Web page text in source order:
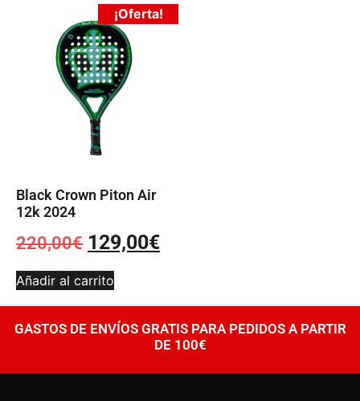
¡Oferta!
Black Crown Piton Air
12k 2024
220,00€ 129,00€
Añadir al carrito
GASTOS DE ENVÍOS GRATIS PARA PEDIDOS A PARTIR
DE 100€